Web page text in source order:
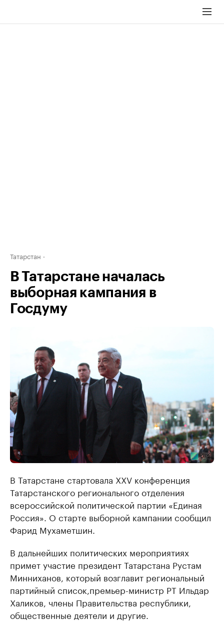
Татарстан
В Татарстане началась
выборная кампания в
Госдуму
В Татарстане стартовала XXV конференция
Татарстанского регионального отделения
всероссийской политической партии «Единая
Россия». О старте выборной кампании сообщил
Фарид Мухаметшин.
В дальнейших политических мероприятиях
примет участие президент Татарстана Рустам
Минниханов, который возглавит региональный
партийный список,премьер-министр РТ Ильдар
Халиков, члены Правительства республики,
общественные деятели и другие.